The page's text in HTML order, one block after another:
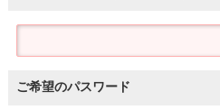
ご希望のパスワード